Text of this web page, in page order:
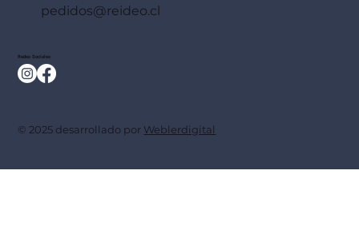
pedidos@reideo.cl
Redes Sociales
© 2025 desarrollado por Weblerdigital